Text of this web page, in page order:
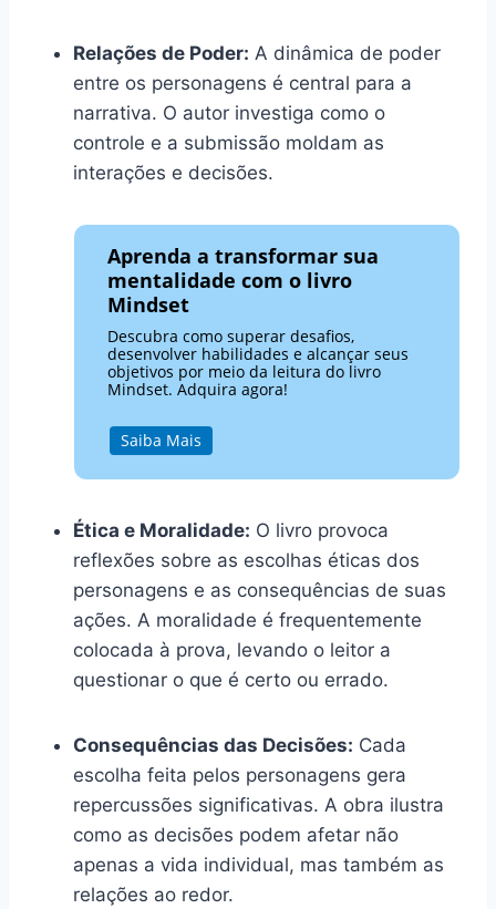
Relações de Poder: A dinâmica de poder
entre os personagens é central para a
narrativa. O autor investiga como o
controle e a submissão moldam as
interações e decisões.
Aprenda a transformar sua
mentalidade com o livro
Mindset
Descubra como superar desafios,
desenvolver habilidades e alcançar seus
objetivos por meio da leitura do livro
Mindset. Adquira agora!
Saiba Mais
Ética e Moralidade: O livro provoca
reflexões sobre as escolhas éticas dos
personagens e as consequências de suas
ações. A moralidade é frequentemente
colocada à prova, levando o leitor a
questionar o que é certo ou errado.
Consequências das Decisões: Cada
escolha feita pelos personagens gera
repercussões significativas. A obra ilustra
como as decisões podem afetar não
apenas a vida individual, mas também as
relações ao redor.